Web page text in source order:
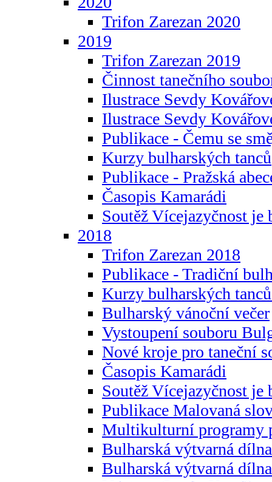
Trifon Zarezan 2020
2019
Trifon Zarezan 2019
Činnost tanečního
Ilustrace Sevdy
Ilustrace Sevdy
Publikace - Čemu se
Kurzy bulharských tanců
Publikace - Pražská
Časopis Kamarádi
Soutěž Vícejazyčnost je
2018
Trifon Zarezan 2018
Publikace - Tradiční
Kurzy bulharských
Bulharský vánoční večer
Vystoupení souboru
Nové kroje pro taneční
Časopis Kamarádi
Soutěž Vícejazyčnost je
Publikace Malovaná
Multikulturní programy
Bulharská výtvarná
Bulharská výtvarná